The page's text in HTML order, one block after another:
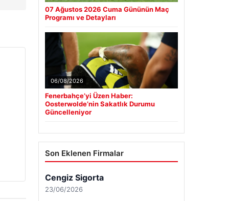
07 Ağustos 2026 Cuma Gününün Maç
Programı ve Detayları
06/08/2026
Fenerbahçe’yi Üzen Haber:
Oosterwolde’nin Sakatlık Durumu
Güncelleniyor
Son Eklenen Firmalar
Cengiz Sigorta
23/06/2026